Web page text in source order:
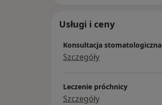
Usługi i ceny
Konsultacja stomatologiczna
Szczegóły
Leczenie próchnicy
Szczegóły